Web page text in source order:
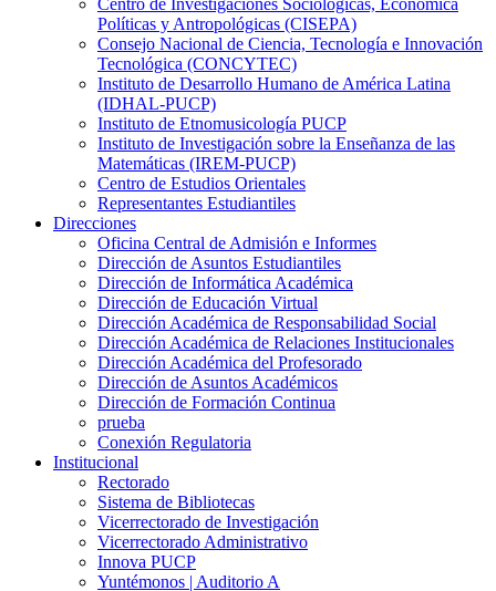
Centro de Investigaciones Sociológicas, Económica
Políticas y Antropológicas (CISEPA)
Consejo Nacional de Ciencia, Tecnología e Innovación
Tecnológica (CONCYTEC)
Instituto de Desarrollo Humano de América Latina
(IDHAL-PUCP)
Instituto de Etnomusicología PUCP
Instituto de Investigación sobre la Enseñanza de las
Matemáticas (IREM-PUCP)
Centro de Estudios Orientales
Representantes Estudiantiles
Direcciones
Oficina Central de Admisión e Informes
Dirección de Asuntos Estudiantiles
Dirección de Informática Académica
Dirección de Educación Virtual
Dirección Académica de Responsabilidad Social
Dirección Académica de Relaciones Institucionales
Dirección Académica del Profesorado
Dirección de Asuntos Académicos
Dirección de Formación Continua
prueba
Conexión Regulatoria
Institucional
Rectorado
Sistema de Bibliotecas
Vicerrectorado de Investigación
Vicerrectorado Administrativo
Innova PUCP
Yuntémonos | Auditorio A